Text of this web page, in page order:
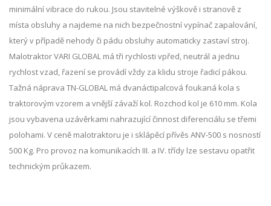
minimální vibrace do rukou. Jsou stavitelné výškově i stranově z
místa obsluhy a najdeme na nich bezpečnostní vypínač zapalování,
který v případě nehody či pádu obsluhy automaticky zastaví stroj.
Malotraktor VARI GLOBAL má tři rychlosti vpřed, neutrál a jednu
rychlost vzad, řazení se provádí vždy za klidu stroje řadicí pákou.
Tažná náprava TN-GLOBAL má dvanáctipalcová foukaná kola s
traktorovým vzorem a vnější závaží kol. Rozchod kol je 610 mm. Kola
jsou vybavena uzávěrkami nahrazující činnost diferenciálu se třemi
polohami. V ceně malotraktoru je i sklápěcí přívěs ANV-500 s nosností
500 Kg. Pro provoz na komunikacích III. a IV. třídy lze sestavu opatřit
technickým průkazem.